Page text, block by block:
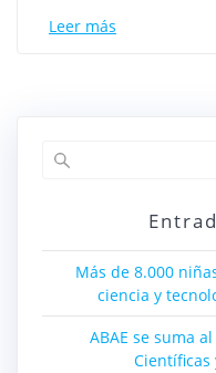
Leer más
Más de 8.000
ciencia y
ABAE se suma
Científicas